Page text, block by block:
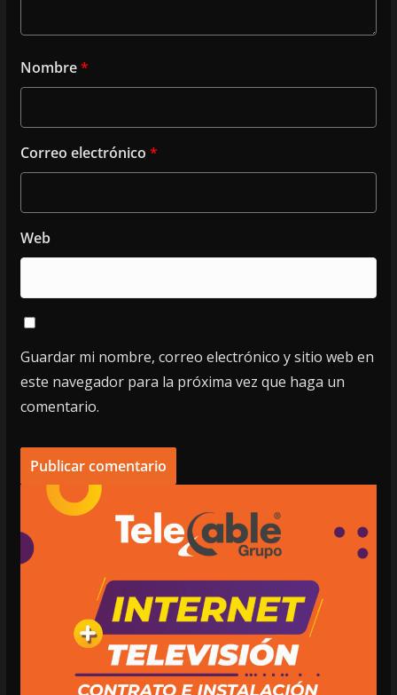
Nombre*
Correo electrónico *
Web
Guardar mi nombre, correo electrónico y sitio web en
este navegador para la próxima vez que haga un
comentario.